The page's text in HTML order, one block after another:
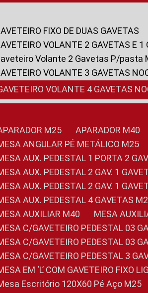
GAVETEIRO FIXO DE DUAS GAVETAS
GAVETEIRO VOLANTE 2 GAVETAS E
Gaveteiro Volante 2 Gavetas P/pasta
GAVETEIRO VOLANTE 3 GAVETAS
GAVETEIRO VOLANTE 4 GAVETAS
APARADOR M25
APARADOR M40
MESA ANGULAR PÉ METÁLICO M25
MESA AUX. PEDESTAL 1 PORTA 2
MESA AUX. PEDESTAL 2 GAV. 1
MESA AUX. PEDESTAL 2 GAV. 1
MESA AUX. PEDESTAL 4 GAVETAS
MESA AUXILIAR M40
MESA
MESA C/GAVETEIRO PEDESTAL 03
MESA C/GAVETEIRO PEDESTAL 03
MESA C/GAVETEIRO PEDESTAL 3
MESA EM ‘L’ COM GAVETEIRO FIXO
Mesa Escritório 120X60 Pé Aço M25